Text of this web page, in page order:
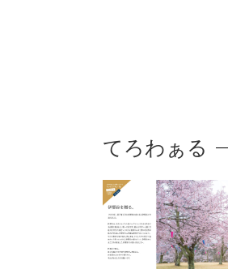
てろわぁる